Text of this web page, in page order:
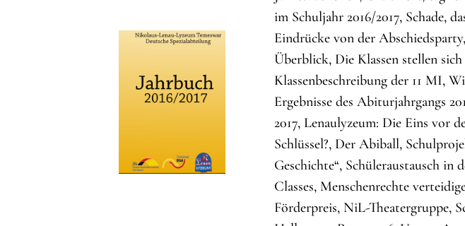
im Schuljahr 2016/2017, Schade,
Eindrücke von der
Überblick, Die Klassen stellen
Klassenbeschreibung der 11 MI,
Ergebnisse des Abiturjahrgangs
2017, Lenaulyzeum: Die Eins vor
Schlüssel?, Der Abiball,
Geschichte“, Schüleraustausch
Classes, Menschenrechte
Förderpreis, NiL-Theatergruppe,